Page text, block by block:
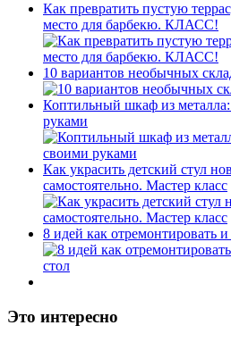
Как превратить пустую
место для барбекю. КЛАСС!
10 вариантов необычных
Коптильный шкаф из
руками
Как украсить детский стул
самостоятельно. Мастер класс
8 идей как отремонтировать
Это интересно